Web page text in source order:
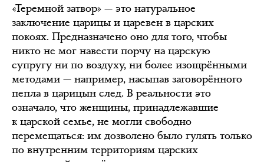
«Теремной затвор» — это натуральное
заключение царицы и царевен в царских
покоях. Предназначено оно для того, чтобы
никто не мог навести порчу на царскую
супругу ни по воздуху, ни более изощрёнными
методами — например, насыпав заговорённого
пепла в царицын след. В реальности это
означало, что женщины, принадлежавшие
к царской семье, не могли свободно
перемещаться: им дозволено было гулять только
по внутренним территориям царских